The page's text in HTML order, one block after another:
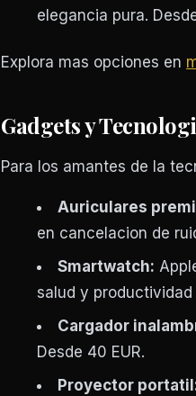
elegancia pura.
Explora mas opciones en
Gadgets y
Para los amantes de la
Auriculares
en cancelacion de
Smartwatch:
salud y productividad
Cargador
Desde 40 EUR.
Proyector